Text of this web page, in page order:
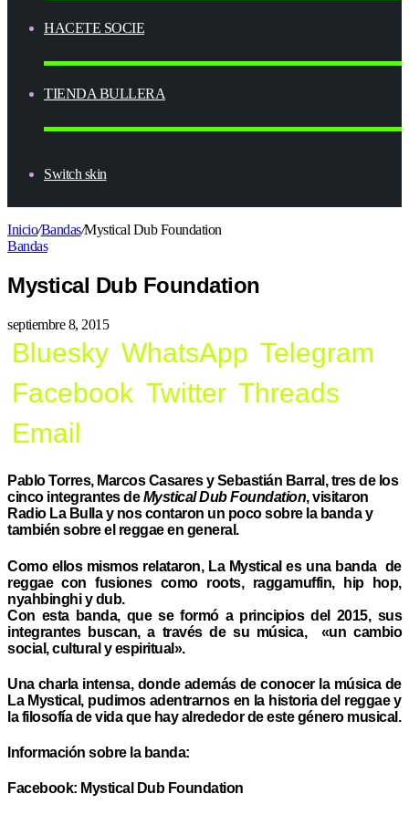
HACETE SOCIE
TIENDA BULLERA
Switch skin
Inicio/Bandas/Mystical Dub Foundation
Bandas
Mystical Dub Foundation
septiembre 8, 2015
Bluesky WhatsApp Telegram
Facebook Twitter Threads
Email
Pablo Torres, Marcos Casares y Sebastián Barral, tres de los
cinco integrantes deMystical Dub Foundation, visitaron
Radio La Bulla y nos contaron un poco sobre la banda y
también sobre el reggae en general.
Como ellos mismos relataron, La Mystical es una banda de
reggae con fusiones como roots, raggamuffin, hip hop,
nyahbinghi y dub.
Con esta banda, que se formó a principios del 2015, sus
integrantes buscan, a través de su música, «un cambio
social, cultural y espiritual».
Una charla intensa, donde además de conocer la música de
La Mystical, pudimos adentrarnos en la historia del reggae y
la filosofía de vida que hay alrededor de este género musical.
Información sobre la banda:
Facebook: Mystical Dub Foundation